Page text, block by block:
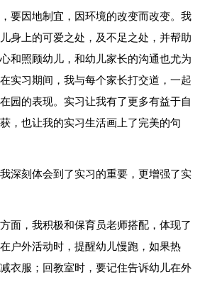
要因地制宜，因环境的改变而改变。我
身上的可爱之处，及不足之处，并帮助
和照顾幼儿，和幼儿家长的沟通也尤为
实习期间，我与每个家长打交道，一起
园的表现。实习让我有了更多有益于自
，也让我的实习生活画上了完美的句
深刻体会到了实习的重要，更增强了实
面，我积极和保育员老师搭配，体现了
户外活动时，提醒幼儿慢跑，如果热
衣服；回教室时，要记住告诉幼儿在外